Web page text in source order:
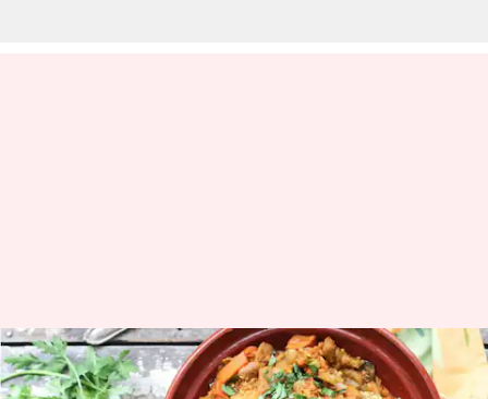
Buat tagine Maroko vegetarian
yang lezat ini di rumah